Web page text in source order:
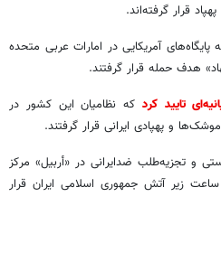
قرار گرفته‌اند.
آمریکایی در امارات عربی متحده
هدف حمله قرار گرفتند.
تایید کرد که نظامیان این کشور در
و پهپادی ایرانی قرار گرفتند.
و تجزیه‌طلب ضدایرانی در «أربیل» مرکز
زیر آتش جمهوری اسلامی ایران قرار